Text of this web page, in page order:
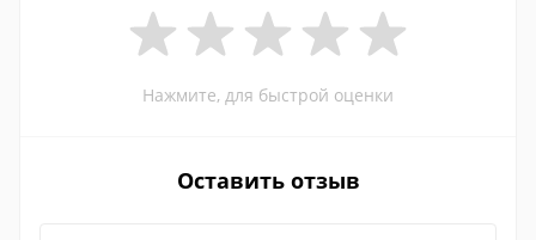
Нажмите, для быстрой оценки
Оставить отзыв